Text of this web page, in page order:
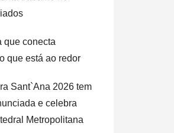
que conecta
que está ao redor
Sant`Ana 2026 tem
e celebra
Metropolitana